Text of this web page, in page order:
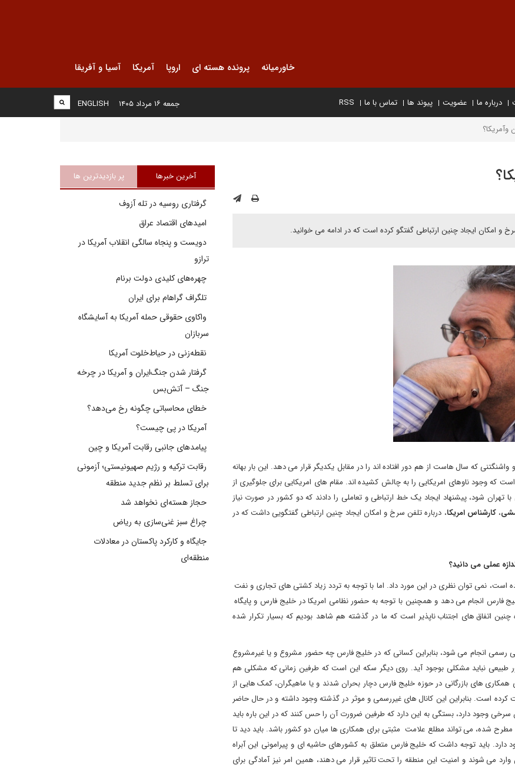
خاورمیانه پرونده هسته ای اروپا آمریکا آسیا و آفریقا
درباره ما عضویت پیوند ها تماس با ما RSS
ENGLISH جمعه ۱۶ مرداد ۱۴۰۵
وآمریکا؟
و امکان ایجاد چنین ارتباطی گفتگو کرده است که در ادامه می خوانید.
که سال هاست از هم دور افتاده اند را در مقابل یکدیگر قرار می دهد. این بار بهانه
که وجود ناوهای امریکایی را به چالش کشیده اند. مقام های امریکایی برای جلوگیری از
شود، پیشنهاد ایجاد یک خط ارتباطی و تعاملی را دادند که دو کشور در صورت نیاز
،کارشناس امریکا، درباره تلفن سرخ و امکان ایجاد چنین ارتباطی گفتگویی داشت که در
عملی می دانید؟
است، نمی توان نظری در این مورد داد. اما با توجه به تردد زیاد کشتی های تجاری و نفت
فارس انجام می دهد و همچنین با توجه به حضور نظامی امریکا در خلیج فارس و پایگاه
اتفاق های اجتناب ناپذیر است که ما در گذشته هم شاهد بودیم که بسیار تکرار شده
رسمی انجام می شود، بنابراین کسانی که در خلیج فارس چه حضور مشروع و یا غیرمشروع
طبیعی نباید مشکلی بوجود آید. روی دیگر سکه این است که طرفین زمانی که مشکلی هم
های بازرگانی در حوزه خلیج فارس دچار بحران شدند و یا ماهیگران، کمک هایی از
است. بنابراین این کانال های غیررسمی و موثر در گذشته وجود داشته و در حال حاضر
سرخی وجود دارد، بستگی به این دارد که طرفین ضرورت آن را حس کنند که در این باره باید
شده، می تواند مطلع علامت مثبتی برای همکاری ها میان دو کشور باشد. باید دید تا
باید توجه داشت که خلیج فارس متعلق به کشورهای حاشیه ای و پیرامونی این آبراه
می شوند و امنیت این منطقه را تحت تاثیر قرار می دهند، همین امر نیز آمادگی برای
آخرین خبرها پر بازدیدترین ها
گرفتاری روسیه در تله آزوف
امیدهای اقتصاد عراق
دویست و پنجاه سالگی انقلاب آمریکا در
ترازو
چهره‌های کلیدی دولت برنام
تلگراف گراهام برای ایران
واکاوی حقوقی حمله آمریکا به آسایشگاه
سربازان
نقطه‌زنی در حیاط‌خلوت آمریکا
گرفتار شدن جنگ‌ایران و آمریکا در چرخه
جنگ – آتش‌بس
خطای محاسباتی چگونه رخ می‌دهد؟
آمریکا در پی چیست؟
پیامدهای جانبی رقابت آمریکا و چین
رقابت ترکیه و رژیم صهیونیستی؛ آزمونی
برای تسلط بر نظم جدید منطقه
حجاز هسته‌ای نخواهد شد
چراغ سبز غنی‌سازی به ریاض
جایگاه و کارکرد پاکستان در معادلات
منطقه‌ای